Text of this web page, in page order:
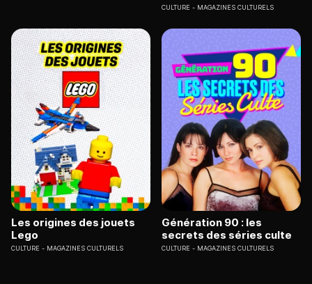
CULTURE MAGAZINES CULTURELS
Les origines des jouets
Lego
CULTURE MAGAZINES CULTURELS
Génération 90 : les
secrets des séries culte
CULTURE MAGAZINES CULTURELS